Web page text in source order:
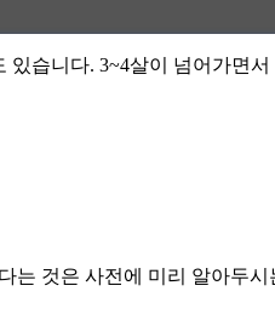
습니다. 3~4살이 넘어가면
는 것은 사전에 미리 알아두